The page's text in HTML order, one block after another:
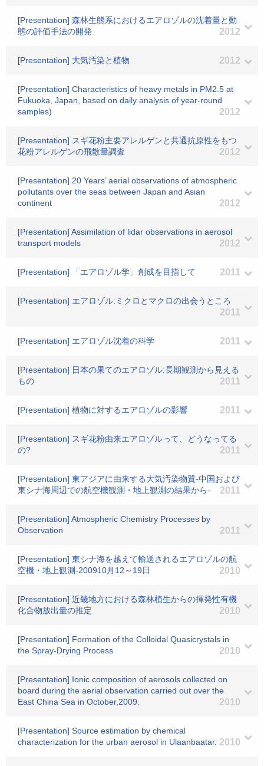
[Presentation] 森林生態系におけるエアロゾルの沈着量と動
態の評価手法の開発
2012
[Presentation] 大気汚染と植物 2012
[Presentation] Characteristics of heavy metals in PM2.5 at
Fukuoka, Japan, based on daily analysis of year-round
samples)
2012
[Presentation] スギ花粉主要アレルゲンと共通抗原性をもつ
花粉アレルゲンの飛散量調査
2012
[Presentation] 20 Years’ aerial observations of atmospheric
pollutants over the seas between Japan and Asian
continent
2012
[Presentation] Assimilation of lidar observations in aerosol
transport models
2012
[Presentation] 「エアロゾル学」創成を目指して 2011
[Presentation] エアロゾル:ミクロとマクロの出会うところ
2011
[Presentation] エアロゾル沈着の科学 2011
[Presentation] 日本の果てのエアロゾル:長期観測から見える
もの
2011
[Presentation] 植物に対するエアロゾルの影響 2011
[Presentation] スギ花粉由来エアロゾルって、どうなってる
の?
2011
[Presentation] 東アジアに由来する大気汚染物質-中国および
東シナ海周辺での航空機観測・地上観測の結果から-
2011
[Presentation] Atmospheric Chemistry Processes by
Observation
2011
[Presentation] 東シナ海を越えて輸送されるエアロゾルの航
空機・地上観測-200910月12～19日
2010
[Presentation] 近畿地方における森林植生からの揮発性有機
化合物放出量の推定
2010
[Presentation] Formation of the Colloidal Quasicrystals in
the Spray-Drying Process
2010
[Presentation] Ionic composition of aerosols collected on
board during the aerial observation carried out over the
East China Sea in October,2009.
2010
[Presentation] Source estimation by chemical
characterization for the urban aerosol in Ulaanbaatar. 2010